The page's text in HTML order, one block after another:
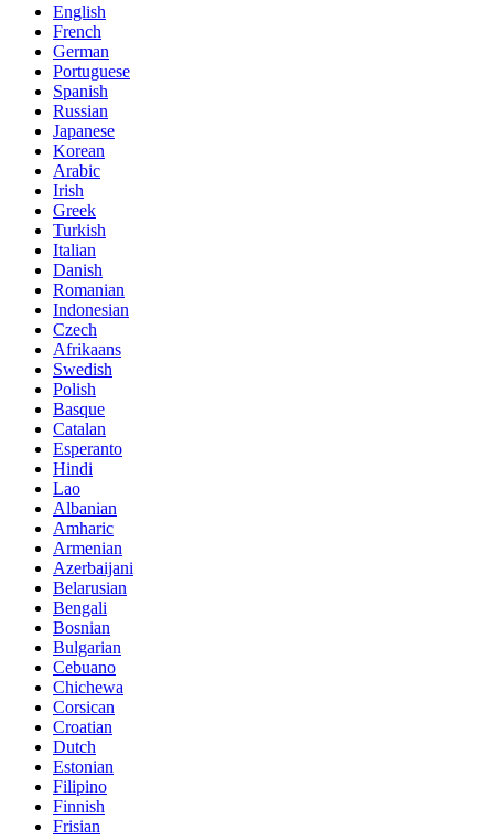
English
French
German
Portuguese
Spanish
Russian
Japanese
Korean
Arabic
Irish
Greek
Turkish
Italian
Danish
Romanian
Indonesian
Czech
Afrikaans
Swedish
Polish
Basque
Catalan
Esperanto
Hindi
Lao
Albanian
Amharic
Armenian
Azerbaijani
Belarusian
Bengali
Bosnian
Bulgarian
Cebuano
Chichewa
Corsican
Croatian
Dutch
Estonian
Filipino
Finnish
Frisian